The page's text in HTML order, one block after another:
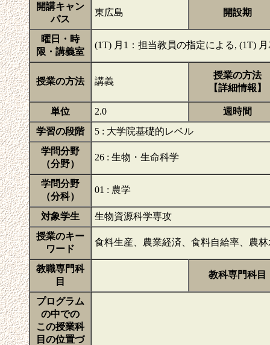
開講キャン
パス
東広島 開設期
曜日・時
限・講義室
(1T) 月1：担当教員の指定による, (1T) 月
授業の方法 講義
授業の方法
【詳細情報】
単位 2.0
週時間
学習の段階
5 : 大学院基礎的レベル
学問分野
（分野）
26 : 生物・生命科学
学問分野
（分科）
01 : 農学
対象学生
生物資源科学専攻
授業のキー
ワード
食料生産、農業経済、食料自給率、農
教職専門科
目
教科専門科目
プログラム
の中での
この授業科
目の位置づ